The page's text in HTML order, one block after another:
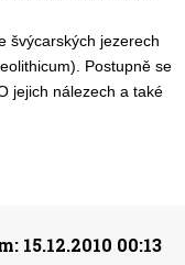
švýcarských jezerech
Postupně se
jejich nálezech a také
15.12.2010 00:13